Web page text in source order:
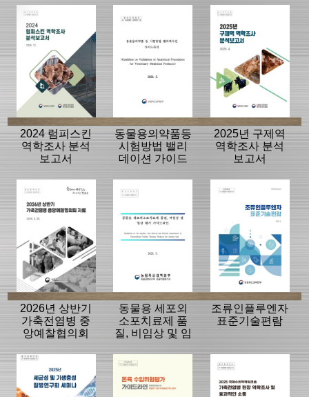
모니터링 결과
2024 럼피스킨
역학조사 분석
보고서
동물용의약품등
시험방법 밸리
데이션 가이드
2025년 구제역
역학조사 분석
보고서
2026년 상반기
가축전염병 중
앙예찰협의회
동물용 세포외
소포치료제 품
질, 비임상 및 임
라인
조류인플루엔자
표준기술편람